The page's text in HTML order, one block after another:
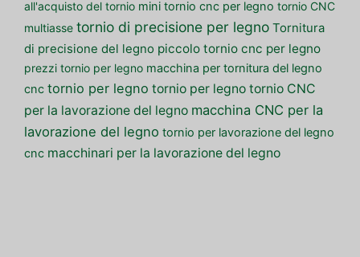
all'acquisto del tornio mini tornio cnc per legno tornio CNC
multiasse tornio di precisione per legno Tornitura
di precisione del legno piccolo tornio cnc per legno
prezzi tornio per legno macchina per tornitura del legno
cnc tornio per legno tornio per legno tornio CNC
per la lavorazione del legno macchina CNC per la
lavorazione del legno tornio per lavorazione del legno
cnc macchinari per la lavorazione del legno